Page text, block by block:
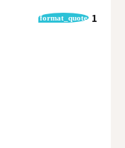
format_quote 1